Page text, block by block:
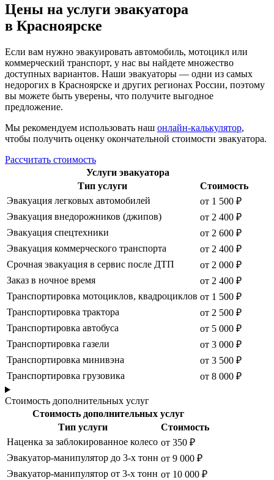
Цены на услуги эвакуатора
в Красноярске
Если вам нужно эвакуировать автомобиль, мотоцикл или
коммерческий транспорт, у нас вы найдете множество
доступных вариантов. Наши эвакуаторы — одни из самых
недорогих в Красноярске и других регионах России, поэтому
вы можете быть уверены, что получите выгодное
предложение.
Мы рекомендуем использовать наш онлайн-калькулятор,
чтобы получить оценку окончательной стоимости эвакуатора.
Рассчитать стоимость
Услуги эвакуатора
Тип услуги
Стоимость
Эвакуация легковых автомобилей
от 1 500 ₽
Эвакуация внедорожников (джипов)
от 2 400 ₽
Эвакуация спецтехники
от 2 600 ₽
Эвакуация коммерческого транспорта
от 2 400 ₽
Срочная эвакуация в сервис после ДТП
от 2 000 ₽
Заказ в ночное время
от 2 400 ₽
Транспортировка мотоциклов, квадроциклов от 1 500 ₽
Транспортировка трактора
от 2 500 ₽
Транспортировка автобуса
от 5 000 ₽
Транспортировка газели
от 3 000 ₽
Транспортировка минивэна
от 3 500 ₽
Транспортировка грузовика
от 8 000 ₽
Стоимость дополнительных услуг
Стоимость дополнительных услуг
Тип услуги
Стоимость
Наценка за заблокированное колесо от 350 ₽
Эвакуатор-манипулятор до 3-х тонн от 9 000 ₽
Эвакуатор-манипулятор от 3-х тонн от 10 000 ₽